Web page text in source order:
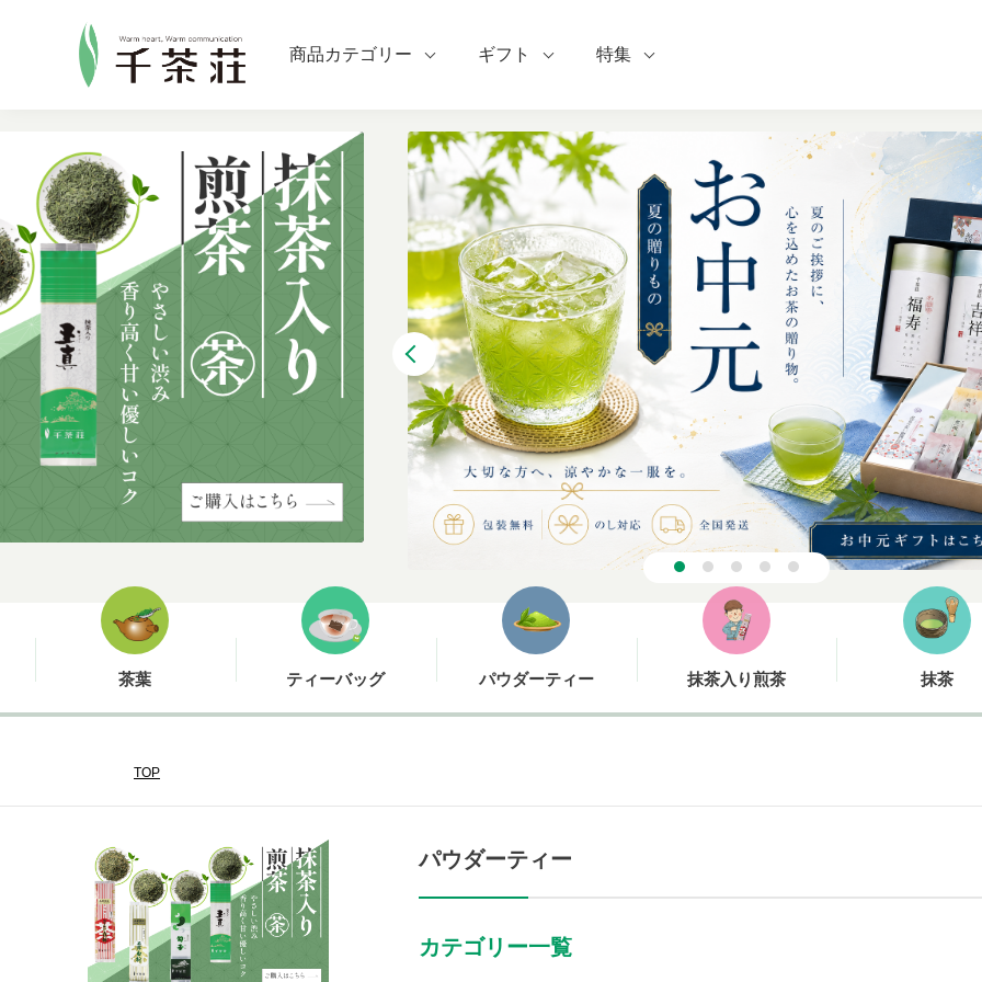
商品カテゴリー ギフト 特集
茶葉 ティーバッグ パウダーティー 抹茶入り煎茶 抹茶
TOP
パウダーティー
カテゴリー一覧